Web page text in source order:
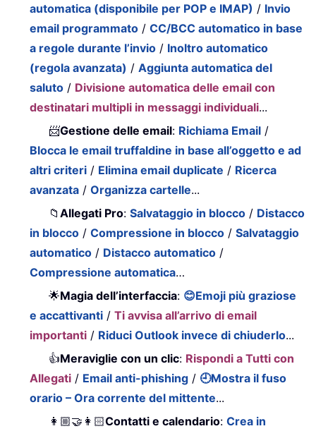
automatica (disponibile per POP e IMAP) / Invio
email programmato /CC/BCC automatico in base
a regole durante l’invio / Inoltro automatico
(regola avanzata) /Aggiunta automatica del
saluto / Divisione automatica delle email con
destinatari multipli in messaggi individuali...
📨Gestione delle email: Richiama Email /
Blocca le email truffaldine in base all’oggetto e ad
altri criteri / Elimina email duplicate / Ricerca
avanzata /Organizza cartelle...
📁Allegati Pro:Salvataggio in blocco / Distacco
in blocco /Compressione in blocco /Salvataggio
automatico / Distacco automatico /
Compressione automatica…
🌟Magia dell’interfaccia: 😊Emoji più graziose
e accattivanti /Ti avvisa all’arrivo di email
importanti / Riduci Outlook invece di chiuderlo...
👍Meraviglie con un clic: Rispondi a Tutti con
Allegati / Email anti-phishing / 🕘Mostra il fuso
orario – Ora corrente del mittente...
👩🏼‍🤝‍👩🏻Contatti e calendario:Crea in